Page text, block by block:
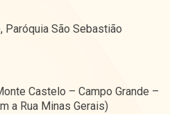
, Paróquia São Sebastião
Castelo – Campo Grande –
a Rua Minas Gerais)